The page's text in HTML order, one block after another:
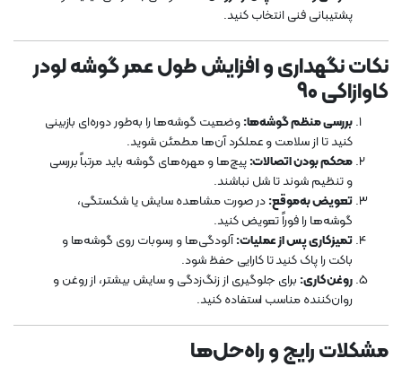
پشتیبانی فنی انتخاب کنید.
نکات نگهداری و افزایش طول عمر گوشه لودر
کاوازاکی 90
بررسی منظم گوشه‌ها:وضعیت گوشه‌ها را به‌طور دوره‌ای بازبینی
کنید تا از سلامت و عملکرد آن‌ها مطمئن شوید.
محکم بودن اتصالات:پیچ‌ها و مهره‌های گوشه باید مرتباً بررسی
و تنظیم شوند تا شل نباشند.
تعویض به‌موقع:در صورت مشاهده سایش یا شکستگی،
گوشه‌ها را فوراً تعویض کنید.
تمیزکاری پس از عملیات:آلودگی‌ها و رسوبات روی گوشه‌ها و
باکت را پاک کنید تا کارایی حفظ شود.
روغن‌کاری: برای جلوگیری از زنگ‌زدگی و سایش بیشتر، از روغن و
روان‌کننده مناسب استفاده کنید.
مشکلات رایج و راه‌حل‌ها